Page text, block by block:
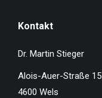
Kontakt
Dr. Martin Stieger
Alois-Auer-Straße 15
4600 Wels